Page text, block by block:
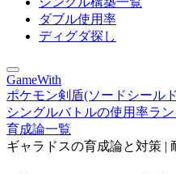
ダブル使用率
ディグダ探し
GameWith
ポケモン剣盾(ソードシール
シングルバトルの使用率ラ
育成論一覧
ギャラドスの育成論と対策 |